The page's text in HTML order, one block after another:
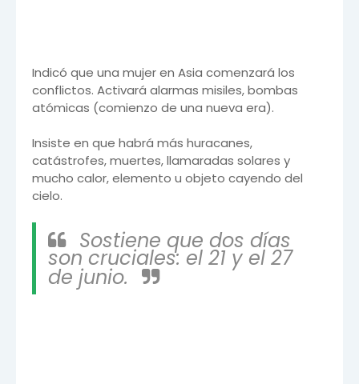
Indicó que una mujer en Asia comenzará los
conflictos. Activará alarmas misiles, bombas
atómicas (comienzo de una nueva era).
Insiste en que habrá más huracanes,
catástrofes, muertes, llamaradas solares y
mucho calor, elemento u objeto cayendo del
cielo.
Sostiene que dos días
son cruciales: el 21 y el 27
de junio.